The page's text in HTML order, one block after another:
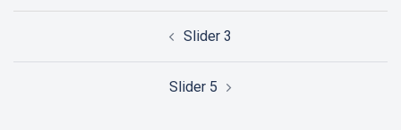
Slider 3
Slider 5